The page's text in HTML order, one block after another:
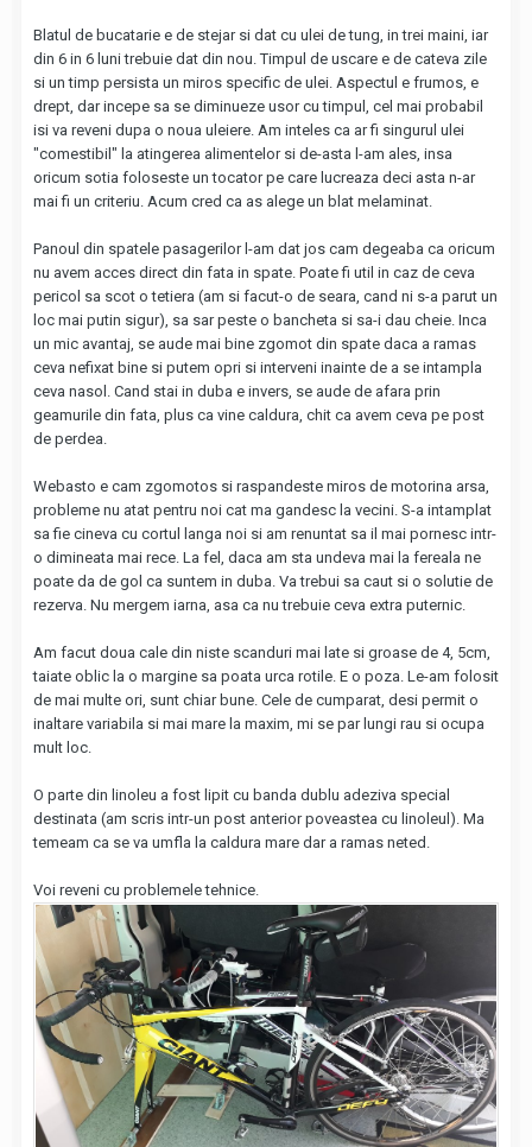
Blatul de bucatarie e de stejar si dat cu ulei de tung, in trei maini, iar
din 6 in 6 luni trebuie dat din nou. Timpul de uscare e de cateva zile
si un timp persista un miros specific de ulei. Aspectul e frumos, e
drept, dar incepe sa se diminueze usor cu timpul, cel mai probabil
isi va reveni dupa o noua uleiere. Am inteles ca ar fi singurul ulei
"comestibil" la atingerea alimentelor si de-asta l-am ales, insa
oricum sotia foloseste un tocator pe care lucreaza deci asta n-ar
mai fi un criteriu. Acum cred ca as alege un blat melaminat.
Panoul din spatele pasagerilor l-am dat jos cam degeaba ca oricum
nu avem acces direct din fata in spate. Poate fi util in caz de ceva
pericol sa scot o tetiera (am si facut-o de seara, cand ni s-a parut un
loc mai putin sigur), sa sar peste o bancheta si sa-i dau cheie. Inca
un mic avantaj, se aude mai bine zgomot din spate daca a ramas
ceva nefixat bine si putem opri si interveni inainte de a se intampla
ceva nasol. Cand stai in duba e invers, se aude de afara prin
geamurile din fata, plus ca vine caldura, chit ca avem ceva pe post
de perdea.
Webasto e cam zgomotos si raspandeste miros de motorina arsa,
probleme nu atat pentru noi cat ma gandesc la vecini. S-a intamplat
sa fie cineva cu cortul langa noi si am renuntat sa il mai pornesc intr-
o dimineata mai rece. La fel, daca am sta undeva mai la fereala ne
poate da de gol ca suntem in duba. Va trebui sa caut si o solutie de
rezerva. Nu mergem iarna, asa ca nu trebuie ceva extra puternic.
Am facut doua cale din niste scanduri mai late si groase de 4, 5cm,
taiate oblic la o margine sa poata urca rotile. E o poza. Le-am folosit
de mai multe ori, sunt chiar bune. Cele de cumparat, desi permit o
inaltare variabila si mai mare la maxim, mi se par lungi rau si ocupa
mult loc.
O parte din linoleu a fost lipit cu banda dublu adeziva special
destinata (am scris intr-un post anterior poveastea cu linoleul). Ma
temeam ca se va umfla la caldura mare dar a ramas neted.
Voi reveni cu problemele tehnice.